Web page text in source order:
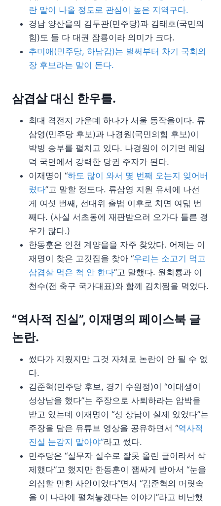
란 말이 나올 정도로 관심이 높은 지역구다.
경남 양산을의 김두관(민주당)과 김태호(국민의
힘)도 둘 다 대권 잠룡이라 의미가 크다.
추미애(민주당, 하남갑)는 벌써부터 차기 국회의
장 후보라는 말이 돈다.
삼겹살 대신 한우를.
최대 격전지 가운데 하나가 서울 동작을이다. 류
삼영(민주당 후보)과 나경원(국민의힘 후보)이
박빙 승부를 펼치고 있다. 나경원이 이기면 레임
덕 국면에서 강력한 당권 주자가 된다.
이재명이 “하도 많이 와서 몇 번째 오는지 잊어버
렸다”고 말할 정도다. 류삼영 지원 유세에 나선
게 여섯 번째, 선대위 출범 이후로 치면 여덟 번
째다. (사실 서초동에 재판받으러 오가다 들른 경
우가 많다.)
한동훈은 인천 계양을을 자주 찾았다. 어제는 이
재명이 찾은 고깃집을 찾아 “우리는 소고기 먹고
삼겹살 먹은 척 안 한다”고 말했다. 원희룡과 이
천수(전 축구 국가대표)와 함께 김치찜을 먹었다.
“역사적 진실”, 이재명의 페이스북 글
논란.
썼다가 지웠지만 그것 자체로 논란이 안 될 수 없
다.
김준혁(민주당 후보, 경기 수원정)이 “이대생이
성상납을 했다”는 주장으로 사퇴하라는 압박을
받고 있는데 이재명이 “성 상납이 실제 있었다”는
주장을 담은 유튜브 영상을 공유하면서 “역사적
진실 눈감지 말아야”라고 썼다.
민주당은 “실무자 실수로 잘못 올린 글이라서 삭
제했다”고 했지만 한동훈이 잽싸게 받아서 “눈을
의심할 만한 사안이었다”면서 “김준혁의 머릿속
을 이 나라에 펼쳐놓겠다는 이야기”라고 비난했